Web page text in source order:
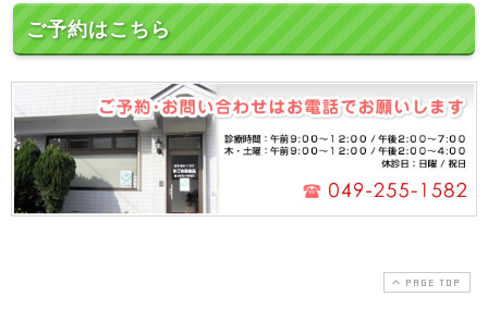
ご予約はこちら
PAGE TOP